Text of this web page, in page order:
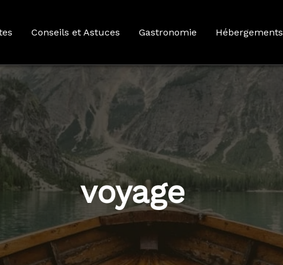
Conseils et Astuces Gastronomie Hébergements
voyage